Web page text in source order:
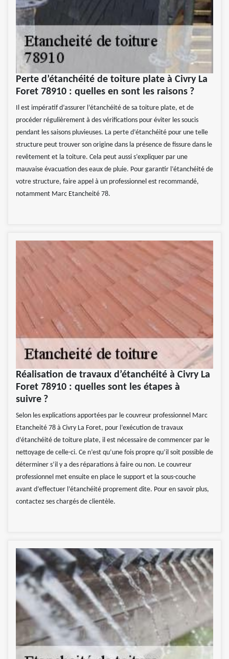
Perte d’étanchéité de toiture plate à Civry La
Foret 78910 : quelles en sont les raisons ?
Il est impératif d’assurer l’étanchéité de sa toiture plate, et de
procéder régulièrement à des vérifications pour éviter les soucis
pendant les saisons pluvieuses. La perte d’étanchéité pour une telle
structure peut trouver son origine dans la présence de fissure dans le
revêtement et la toiture. Cela peut aussi s’expliquer par une
mauvaise évacuation des eaux de pluie. Pour garantir l’étanchéité de
votre structure, faire appel à un professionnel est recommandé,
notamment Marc Etancheité 78.
Réalisation de travaux d’étanchéité à Civry La
Foret 78910 : quelles sont les étapes à
suivre ?
Selon les explications apportées par le couvreur professionnel Marc
Etancheité 78 à Civry La Foret, pour l’exécution de travaux
d’étanchéité de toiture plate, il est nécessaire de commencer par le
nettoyage de celle-ci. Ce n’est qu’une fois propre qu’il soit possible de
déterminer s’il y a des réparations à faire ou non. Le couvreur
professionnel met ensuite en place le support et la sous-couche
avant d’effectuer l’étanchéité proprement dite. Pour en savoir plus,
contactez ses chargés de clientèle.